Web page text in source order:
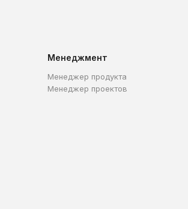
Менеджмент
Менеджер продукта
Менеджер проектов